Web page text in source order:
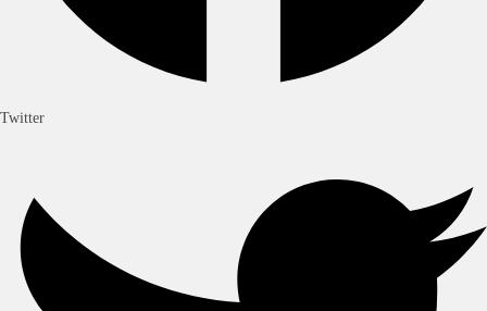
Twitter